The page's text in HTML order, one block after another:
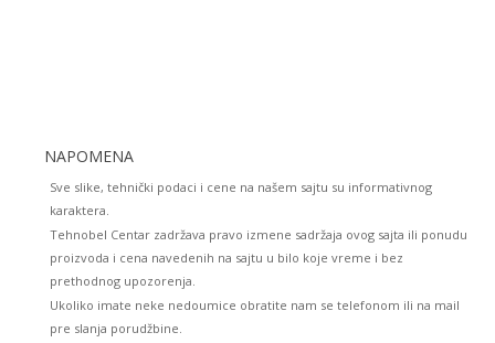
NAPOMENA
Sve slike, tehnički podaci i cene na našem sajtu su informativnog
karaktera.
Tehnobel Centar zadržava pravo izmene sadržaja ovog sajta ili ponudu
proizvoda i cena navedenih na sajtu u bilo koje vreme i bez
prethodnog upozorenja.
Ukoliko imate neke nedoumice obratite nam se telefonom ili na mail
pre slanja porudžbine.